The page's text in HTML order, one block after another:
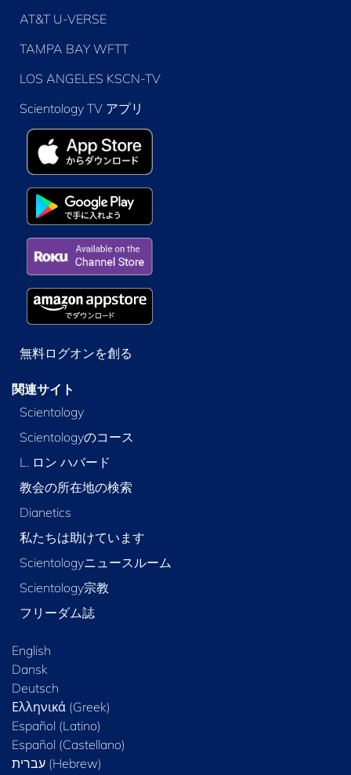
AT&T U-VERSE
TAMPA BAY WFTT
LOS ANGELES KSCN-TV
Scientology TV アプリ
無料ログオンを創る
関連サイト
Scientology
Scientologyのコース
L. ロン ハバード
教会の所在地の検索
Dianetics
私たちは助けています
Scientologyニュースルーム
Scientology宗教
フリーダム誌
English
Dansk
Deutsch
Ελληνικά (Greek)
Español (Latino)
Español (Castellano)